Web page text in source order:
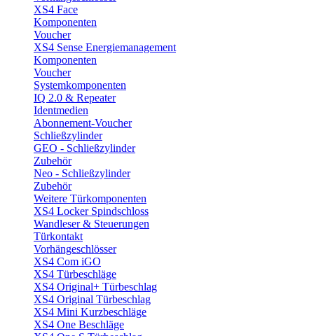
XS4 Face
Komponenten
Voucher
XS4 Sense Energiemanagement
Komponenten
Voucher
Systemkomponenten
IQ 2.0 & Repeater
Identmedien
Abonnement-Voucher
Schließzylinder
GEO - Schließzylinder
Zubehör
Neo - Schließzylinder
Zubehör
Weitere Türkomponenten
XS4 Locker Spindschloss
Wandleser & Steuerungen
Türkontakt
Vorhängeschlösser
XS4 Com iGO
XS4 Türbeschläge
XS4 Original+ Türbeschlag
XS4 Original Türbeschlag
XS4 Mini Kurzbeschläge
XS4 One Beschläge